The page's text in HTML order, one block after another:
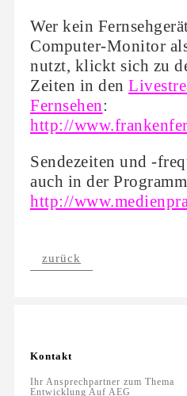
Wer kein
Computer-Monitor
nutzt, klickt sich zu
Zeiten in den
Fernsehen:
http://
Sendezeiten und -
auch in der
http://
zurück
Kontakt
Ihr Ansprechpartner zum Thema
Entwicklung Auf AEG